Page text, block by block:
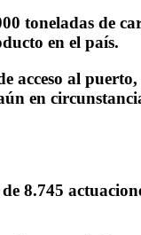
toneladas de
en el país.
acceso al
en
8.745